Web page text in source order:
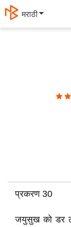
मराठी
प्रकरण 30
जयुसुख को डर